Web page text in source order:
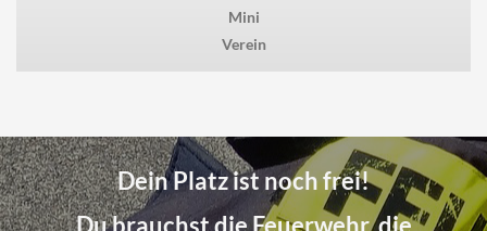
Mini
Verein
Dein Platz ist noch frei!
Du brauchst die Feuerwehr, die